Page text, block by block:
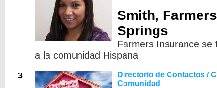
Smith,
Springs
Farmers Insurance se
a la comunidad Hispana
3
Directorio de Contactos /
Comunidad